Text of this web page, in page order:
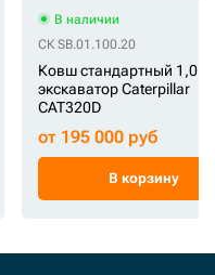
В наличии
СК SB.01.100.20
Ковш стандартный
экскаватор Caterpillar
CAT320D
от 195 000 руб
В корзину